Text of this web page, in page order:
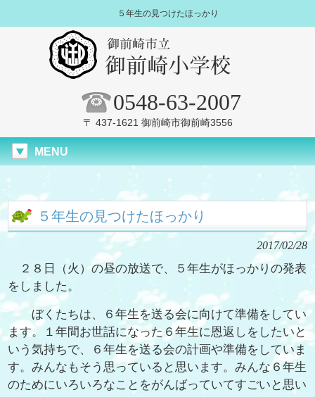
５年生の見つけたほっかり
0548-63-2007
〒 437-1621 御前崎市御前崎3556
MENU
５年生の見つけたほっかり
2017/02/28
２８日（火）の昼の放送で、５年生がほっかりの発表
をしました。
ぼくたちは、６年生を送る会に向けて準備をしてい
ます。１年間お世話になった６年生に恩返しをしたいと
いう気持ちで、６年生を送る会の計画や準備をしていま
す。みんなもそう思っていると思います。みんな６年生
のためにいろいろなことをがんばっていてすごいと思い